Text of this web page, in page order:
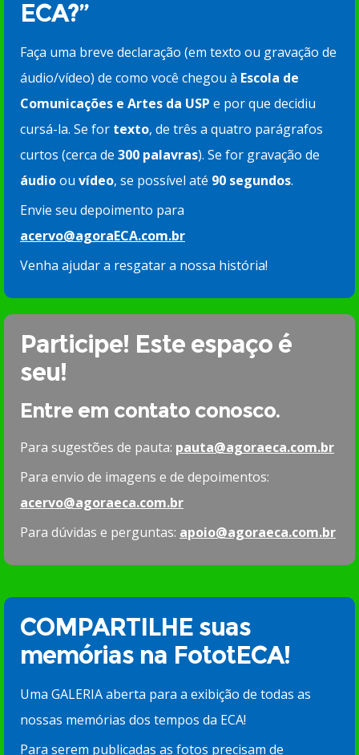
ECA?”
Faça uma breve declaração (em texto ou gravação de
áudio/vídeo) de como você chegou à Escola de
Comunicações e Artes da USP e por que decidiu
cursá-la. Se for texto, de três a quatro parágrafos
curtos (cerca de 300 palavras). Se for gravação de
áudioou vídeo, se possível até 90 segundos.
Envie seu depoimento para
acervo@agoraECA.com.br
Venha ajudar a resgatar a nossa história!
Participe! Este espaço é
seu!
Entre em contato conosco.
Para sugestões de pauta: pauta@agoraeca.com.br
Para envio de imagens e de depoimentos:
acervo@agoraeca.com.br
Para dúvidas e perguntas: apoio@agoraeca.com.br
COMPARTILHE suas
memórias na FototECA!
Uma GALERIA aberta para a exibição de todas as
nossas memórias dos tempos da ECA!
Para serem publicadas as fotos precisam de